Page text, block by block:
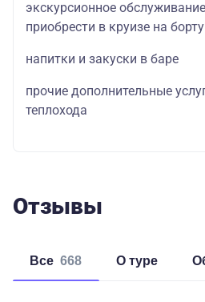
экскурсионное
приобрести в круизе на борту
напитки и закуски в баре
прочие дополнительные
теплохода
Отзывы
Все 668 о туре